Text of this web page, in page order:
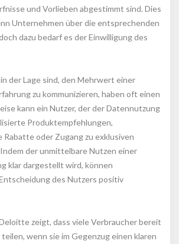
und Vorlieben abgestimmt sind. Dies
Unternehmen über die entsprechenden
dazu bedarf es der Einwilligung des
der Lage sind, den Mehrwert einer
zu kommunizieren, haben oft einen
kann ein Nutzer, der der Datennutzung
Produktempfehlungen,
oder Zugang zu exklusiven
der unmittelbare Nutzen einer
klar dargestellt wird, können
des Nutzers positiv
zeigt, dass viele Verbraucher bereit
wenn sie im Gegenzug einen klaren